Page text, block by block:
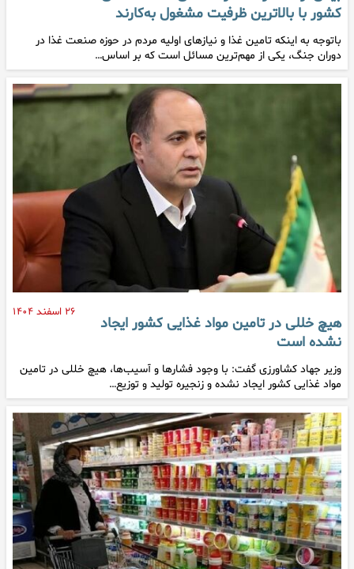
کشور با بالاترین ظرفیت مشغول به‌کارند
باتوجه به اینکه تامین غذا و نیازهای اولیه مردم در حوزه صنعت غذا در
دوران جنگ، یکی از مهم‌ترین مسائل است که بر اساس…
۲۶ اسفند ۱۴۰۴
هیچ خللی در تامین مواد غذایی کشور ایجاد
نشده است
وزیر جهاد کشاورزی گفت: با وجود فشارها و آسیب‌ها، هیچ خللی در تامین
مواد غذایی کشور ایجاد نشده و زنجیره تولید و توزیع…